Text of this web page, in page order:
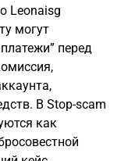
Leonaisg
могут
перед
В Stop-scam
как